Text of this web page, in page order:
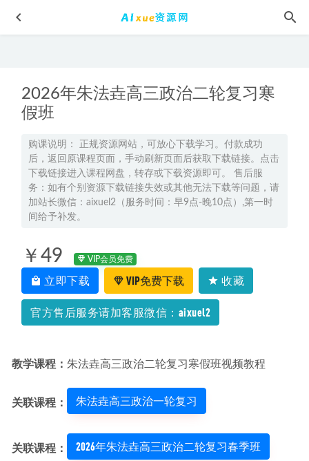
2026年朱法垚高三政治二轮复习寒
假班
购课说明： 正规资源网站，可放心下载学习。付款成功
后，返回原课程页面，手动刷新页面后获取下载链接。点击
下载链接进入课程网盘，转存或下载资源即可。 售后服
务：如有个别资源下载链接失效或其他无法下载等问题，请
加站长微信：aixuel2（服务时间：早9点-晚10点）,第一时
间给予补发。
￥49 VIP会员免费
立即下载 VIP免费下载 收藏
官方售后服务请加客服微信：aixuel2
教学课程： 朱法垚高三政治二轮复习寒假班视频教程
关联课程： 朱法垚高三政治一轮复习
关联课程： 2026年朱法垚高三政治二轮复习春季班
2025韩佳伟高三数学a高考一轮复习暑假班+秋季班 2025-02-09
张亚柔高中语文网课2024张亚柔高一语文a+教程（暑假班+秋
季班） 2024-01-29
有道2024胡源高三数学二三轮复习寒春班
暑秋班 2026-02-09
23年高中化学网课2023李伟高二化学s视频教程+讲义（暑假
班+秋季班） 2023-01-02